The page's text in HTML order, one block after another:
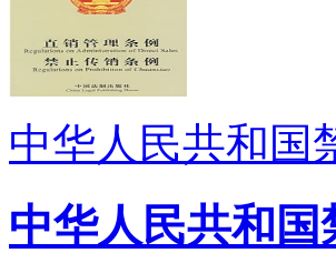
中华人民共和国
中华人民共和